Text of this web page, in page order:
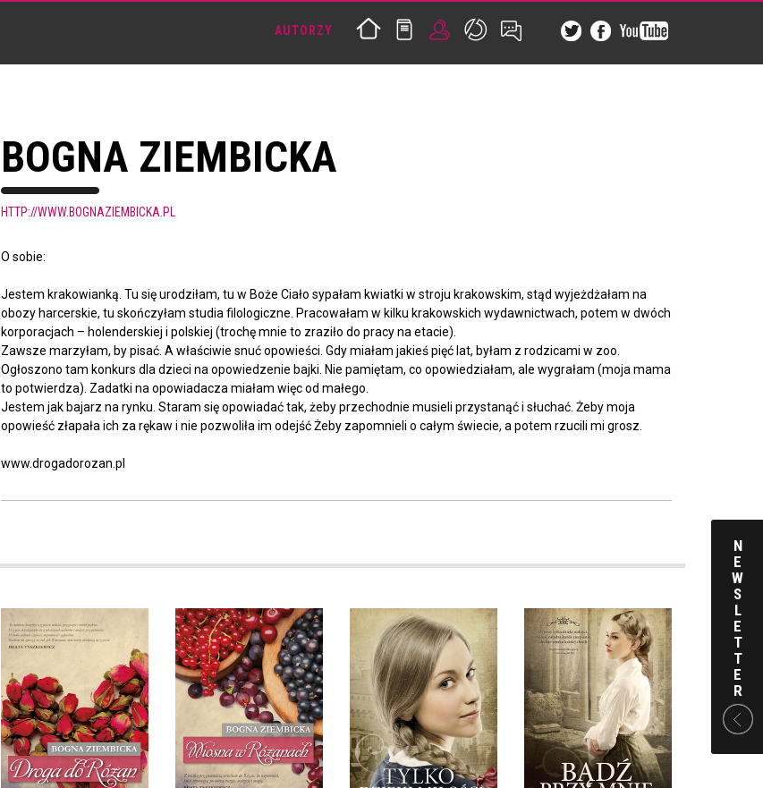
AUTORZY
BOGNA ZIEMBICKA
HTTP://WWW.BOGNAZIEMBICKA.PL
O sobie:
Jestem krakowianką. Tu się urodziłam, tu w Boże Ciało sypałam kwiatki w stroju krakowskim, stąd wyjeżdżałam na
obozy harcerskie, tu skończyłam studia filologiczne. Pracowałam w kilku krakowskich wydawnictwach, potem w dwóch
korporacjach – holenderskiej i polskiej (trochę mnie to zraziło do pracy na etacie).
Zawsze marzyłam, by pisać. A właściwie snuć opowieści. Gdy miałam jakieś pięć lat, byłam z rodzicami w zoo.
Ogłoszono tam konkurs dla dzieci na opowiedzenie bajki. Nie pamiętam, co opowiedziałam, ale wygrałam (moja mama
to potwierdza). Zadatki na opowiadacza miałam więc od małego.
Jestem jak bajarz na rynku. Staram się opowiadać tak, żeby przechodnie musieli przystanąć i słuchać. Żeby moja
opowieść złapała ich za rękaw i nie pozwoliła im odejść Żeby zapomnieli o całym świecie, a potem rzucili mi grosz.
www.drogadorozan.pl
N
E
W
S
L
E
T
T
E
R